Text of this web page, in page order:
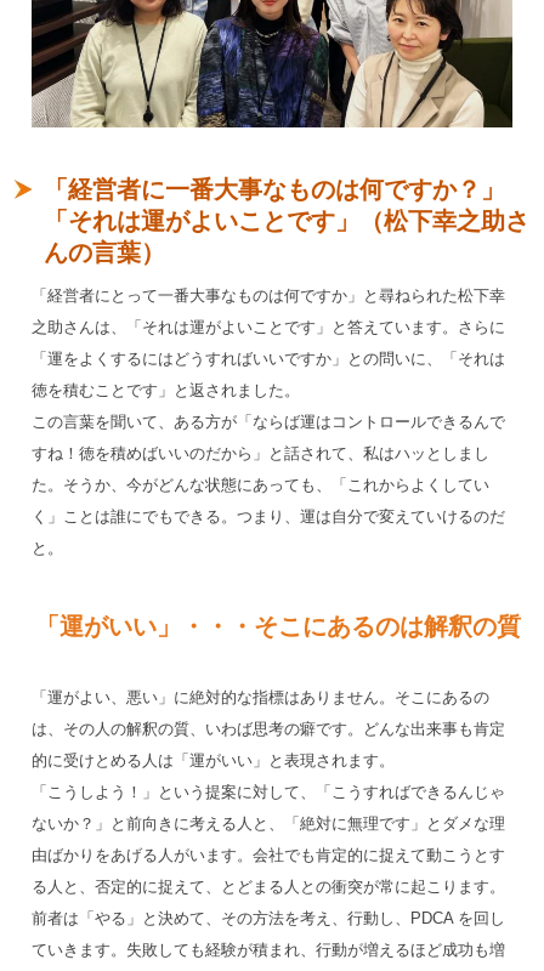
「経営者に一番大事なものは何ですか？」
「それは運がよいことです」（松下幸之助さ
んの言葉）
「経営者にとって一番大事なものは何ですか」と尋ねられた松下幸
之助さんは、「それは運がよいことです」と答えています。さらに
「運をよくするにはどうすればいいですか」との問いに、「それは
徳を積むことです」と返されました。
この言葉を聞いて、ある方が「ならば運はコントロールできるんで
すね！徳を積めばいいのだから」と話されて、私はハッとしまし
た。そうか、今がどんな状態にあっても、「これからよくしてい
く」ことは誰にでもできる。つまり、運は自分で変えていけるのだ
と。
「運がいい」・・・そこにあるのは解釈の質
「運がよい、悪い」に絶対的な指標はありません。そこにあるの
は、その人の解釈の質、いわば思考の癖です。どんな出来事も肯定
的に受けとめる人は「運がいい」と表現されます。
「こうしよう！」という提案に対して、「こうすればできるんじゃ
ないか？」と前向きに考える人と、「絶対に無理です」とダメな理
由ばかりをあげる人がいます。会社でも肯定的に捉えて動こうとす
る人と、否定的に捉えて、とどまる人との衝突が常に起こります。
前者は「やる」と決めて、その方法を考え、行動し、PDCA を回し
ていきます。失敗しても経験が積まれ、行動が増えるほど成功も増